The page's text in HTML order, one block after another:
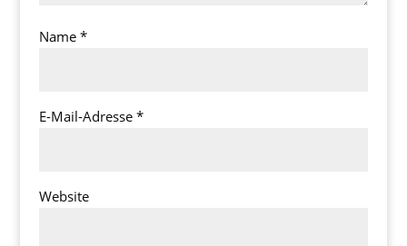
Name *
E-Mail-Adresse *
Website